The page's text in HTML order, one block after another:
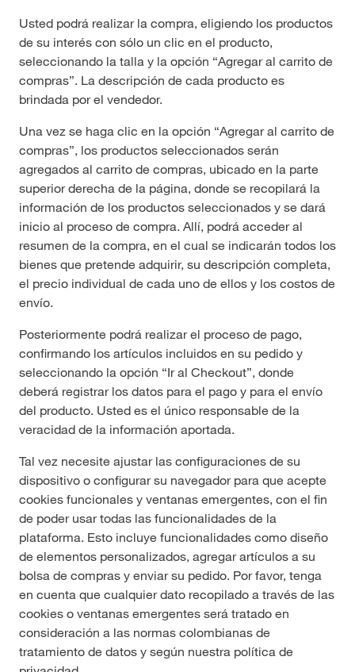
Usted podrá realizar la compra, eligiendo los productos
de su interés con sólo un clic en el producto,
seleccionando la talla y la opción “Agregar al carrito de
compras”. La descripción de cada producto es
brindada por el vendedor.
Una vez se haga clic en la opción “Agregar al carrito de
compras”, los productos seleccionados serán
agregados al carrito de compras, ubicado en la parte
superior derecha de la página, donde se recopilará la
información de los productos seleccionados y se dará
inicio al proceso de compra. Allí, podrá acceder al
resumen de la compra, en el cual se indicarán todos los
bienes que pretende adquirir, su descripción completa,
el precio individual de cada uno de ellos y los costos de
envío.
Posteriormente podrá realizar el proceso de pago,
confirmando los artículos incluidos en su pedido y
seleccionando la opción “Ir al Checkout”, donde
deberá registrar los datos para el pago y para el envío
del producto. Usted es el único responsable de la
veracidad de la información aportada.
Tal vez necesite ajustar las configuraciones de su
dispositivo o configurar su navegador para que acepte
cookies funcionales y ventanas emergentes, con el fin
de poder usar todas las funcionalidades de la
plataforma. Esto incluye funcionalidades como diseño
de elementos personalizados, agregar artículos a su
bolsa de compras y enviar su pedido. Por favor, tenga
en cuenta que cualquier dato recopilado a través de las
cookies o ventanas emergentes será tratado en
consideración a las normas colombianas de
tratamiento de datos y según nuestra política de